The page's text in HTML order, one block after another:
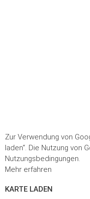
Zur Verwendung von
laden“. Die Nutzung von
Nutzungsbedingungen.
Mehr erfahren
KARTE LADEN